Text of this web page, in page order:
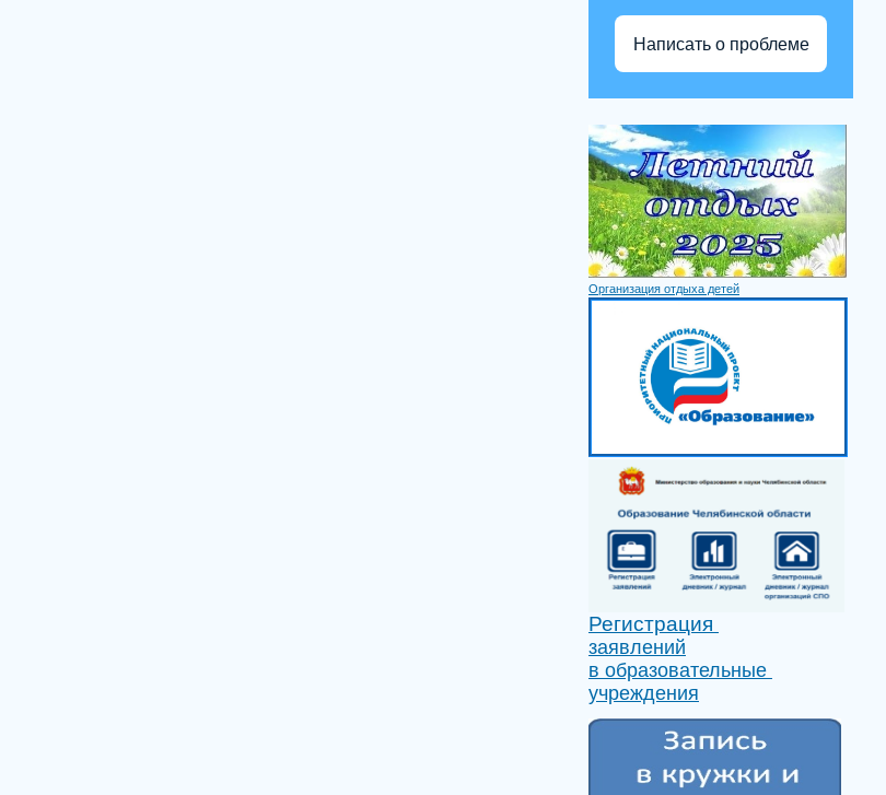
Написать о проблеме
Организация отдыха детей
Регистрация
заявлений
в образовательные
учреждения